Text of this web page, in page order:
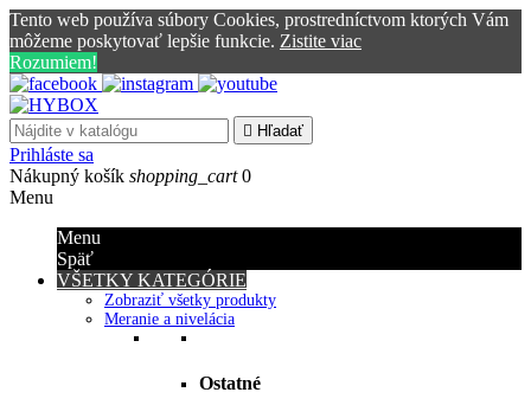
Tento web používa súbory Cookies, prostredníctvom ktorých Vám
môžeme poskytovať lepšie funkcie. Zistite viac
Rozumiem!
 Hľadať
Prihláste sa
Nákupný košík shopping_cart 0
Menu
Menu
Späť
VŠETKY KATEGÓRIE
Zobraziť všetky produkty
Meranie a nivelácia
Ostatné